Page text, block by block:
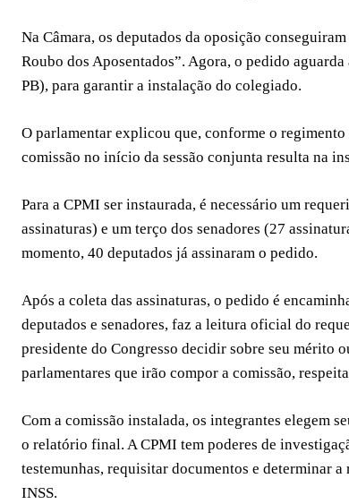
Na Câmara, os deputados da oposição
Roubo dos Aposentados”. Agora, o pedido
PB), para garantir a instalação do colegiado.
O parlamentar explicou que, conforme o
comissão no início da sessão conjunta resulta na
Para a CPMI ser instaurada, é necessário um
assinaturas) e um terço dos senadores (27
momento, 40 deputados já assinaram o pedido.
Após a coleta das assinaturas, o pedido é
deputados e senadores, faz a leitura oficial do
presidente do Congresso decidir sobre seu mérito
parlamentares que irão compor a comissão,
Com a comissão instalada, os integrantes elegem
o relatório final. A CPMI tem poderes de
testemunhas, requisitar documentos e determinar
INSS.